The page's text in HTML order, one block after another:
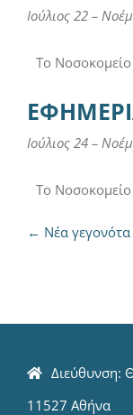
Ιούλιος 22 –
Το
Ιούλιος 24 –
Το
← Νέα γεγονότα
Διεύθυνση:
11527 Αθήνα